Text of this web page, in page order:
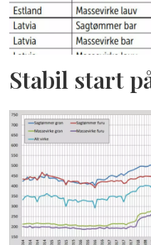
Stabil start